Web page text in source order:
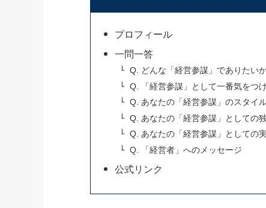
プロフィール
一問一答
Q. どんな「経営参謀」でありたい
Q. 「経営参謀」として一番気をつ
Q. あなたの「経営参謀」のスタイ
Q. あなたの「経営参謀」としての
Q. あなたの「経営参謀」としての
Q. 「経営者」へのメッセージ
公式リンク